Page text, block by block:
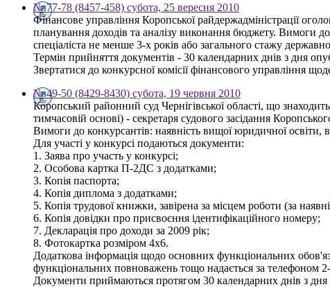
№ 77-78 (8457-458) субота, 25 вересня 2010
Фінансове управління Коропської райдержадміністрації
планування доходів та аналізу виконання бюджету. Вимоги до
спеціаліста не менше 3-х років або загального стажу
Термін прийняття документів - 30 календарних днів з дня
Звертатися до конкурсної комісії фінансового управління
№ 49-50 (8429-8430) субота, 19 червня 2010
Коропський районний суд Чернігівської області, що
тимчасовій основі) - секретаря судового засідання
Вимоги до конкурсантів: наявність вищої юридичної
Для участі у конкурсі подаються документи:
1. Заява про участь у конкурсі;
2. Особова картка П-2ДС з додатками;
3. Копія паспорта;
4. Копія диплома з додатками;
5. Копія трудової книжки, завірена за місцем роботи (за
6. Копія довідки про присвоєння ідентифікаційного номеру;
7. Декларація про доходи за 2009 рік;
8. Фотокартка розміром 4х6.
Додаткова інформація щодо основних функціональних
функціональних повноважень тощо надається за телефоном
Документи приймаються протягом 30 календарних днів з дня